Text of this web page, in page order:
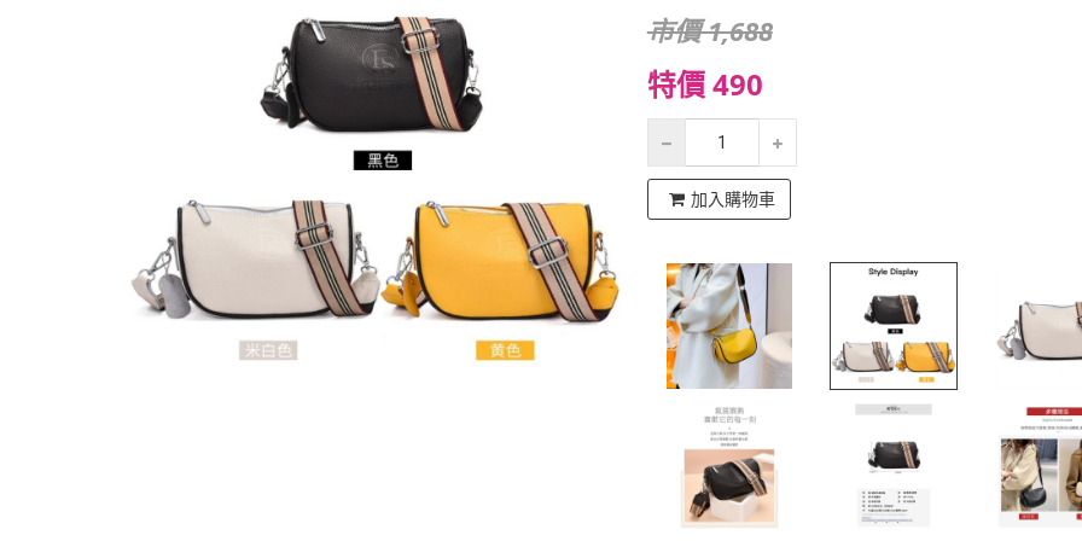
市價 1,688
特價 490
加入購物車